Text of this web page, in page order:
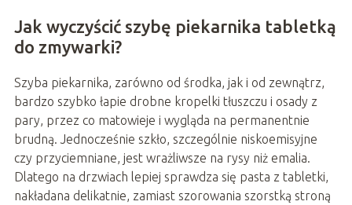
Jak wyczyścić szybę piekarnika tabletką
do zmywarki?
Szyba piekarnika, zarówno od środka, jak i od zewnątrz,
bardzo szybko łapie drobne kropelki tłuszczu i osady z
pary, przez co matowieje i wygląda na permanentnie
brudną. Jednocześnie szkło, szczególnie niskoemisyjne
czy przyciemniane, jest wrażliwsze na rysy niż emalia.
Dlatego na drzwiach lepiej sprawdza się pasta z tabletki,
nakładana delikatnie, zamiast szorowania szorstką stroną